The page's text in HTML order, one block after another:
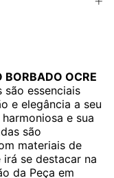
BORBADO OCRE
essenciais
e elegância a seu
e sua
são
materiais de
se destacar na
da Peça em